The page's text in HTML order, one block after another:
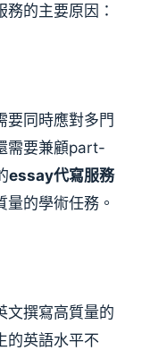
務的主要原因：
要同時應對多門
需要兼顧part-
essay代寫服務
的學術任務。
文撰寫高質量的
的英語水平不